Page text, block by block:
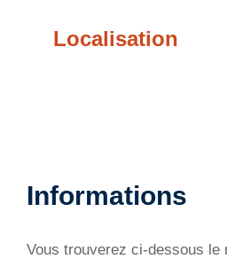
Localisation
Informations
Vous trouverez ci-dessous le